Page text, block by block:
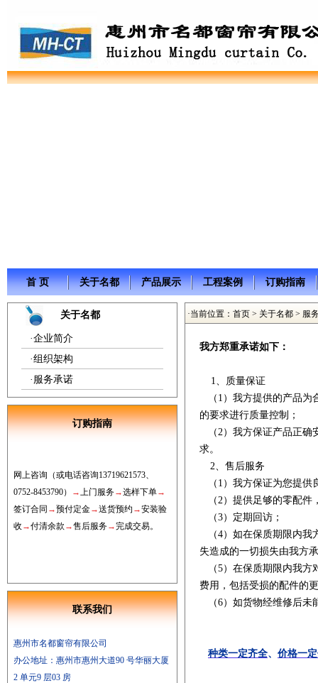
首 页 关于名都 产品展示 工程案例 订购指南
关于名都
·企业简介
·组织架构
· 服务承诺
订购指南
网上咨询 （或电话咨询13719621573、
0752-8453790） →上门服务→选样下单→
签订合同 →预付定金→送货预约 →安装验
收 →付清余款 →售后服务→完成交易。
联系我们
惠州市名都窗帘有限公司
办公地址：惠州市惠州大道90 号华丽大厦
2 单元9 层03 房
·当前位置： 首页 > 关于名都 > 服
我方郑重承诺如下：
1、 质量保证
（ 1 ）我方提供的产品为
的要求进行质量控制；
（2）我方保证产品正确
求。
2、售后服务
（ 1 ）我方保证为您提供
（2）提供足够的零配件
（3）定期回访；
（4）如在保质期限内我
失造成的一切损失由我方
（5）在保质期限内我方
费用，包括受损的配件的
（6）如货物经维修后未
种类一定齐全、 价格一